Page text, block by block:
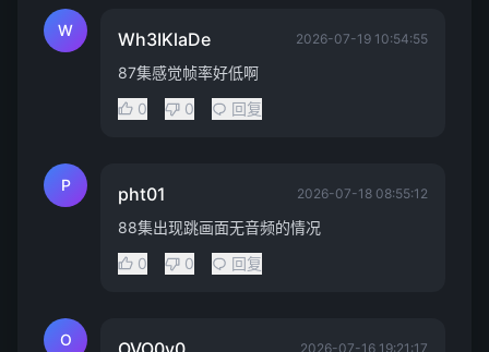
W Wh3IKlaDe 2026-07-19 10:54:55
87集感觉帧率好低啊
0
0 回复
P pht01 2026-07-18 08:55:12
88集出现跳画面无音频的情况
0
0 回复
O 2026-07-16 19:21:17